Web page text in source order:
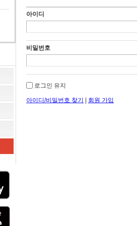
아이디
비밀번호
로그인 유지
아이디/비밀번호 찾기 회원 가입